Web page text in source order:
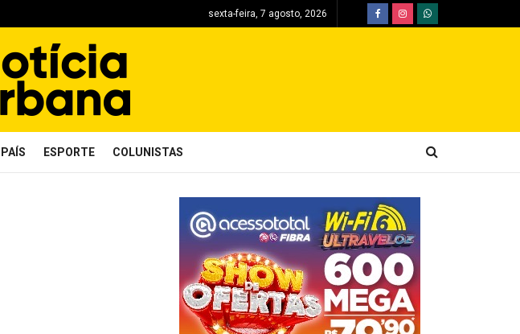
sexta-feira, 7 agosto, 2026
PAÍS ESPORTE COLUNISTAS